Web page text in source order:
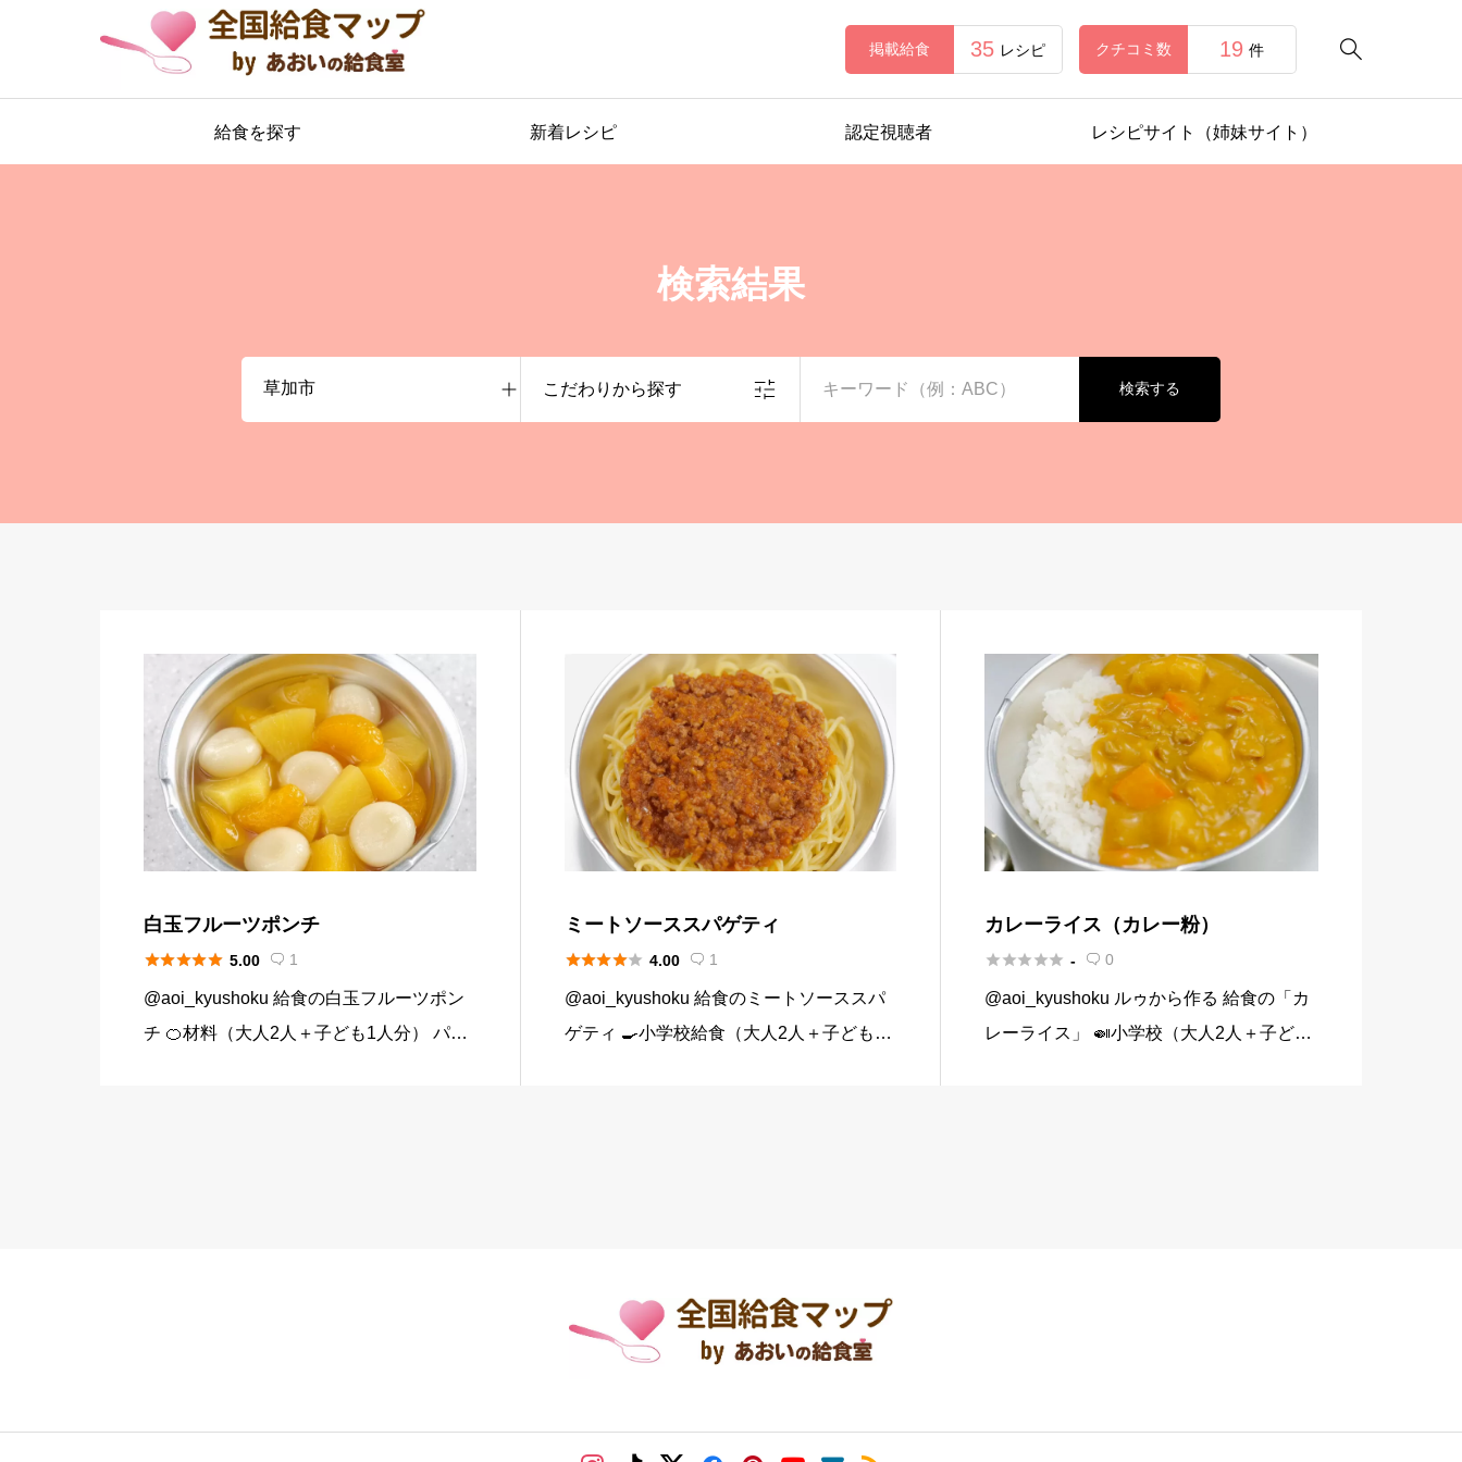

掲載給食 35 レシピ クチコミ数 19 件
給食を探す 新着レシピ 認定視聴者 レシピサイト（姉妹サイト）
検索結果
こだわりから探す 検索する
白玉フルーツポンチ
 5.00  1
@aoi_kyushoku 給食の白玉フルーツポン
チ 🍊材料（大人2人＋子ども1人分） パイ
ミートソーススパゲティ
 4.00  1
@aoi_kyushoku 給食のミートソーススパ
ゲティ 🍳小学校給食（大人2人＋子ども1
カレーライス（カレー粉）
 -  0
@aoi_kyushoku ルゥから作る 給食の「カ
レーライス」 🍛小学校（大人2人＋子ども